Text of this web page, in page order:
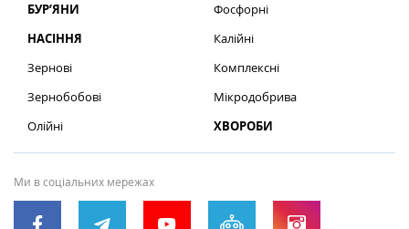
БУР’ЯНИ
НАСІННЯ
Зернові
Зернобобові
Олійні
Фосфорні
Калійні
Комплексні
Мікродобрива
ХВОРОБИ
Ми в соціальних мережах